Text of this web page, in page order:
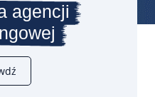
agencji